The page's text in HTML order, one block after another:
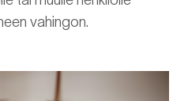
vahingon.